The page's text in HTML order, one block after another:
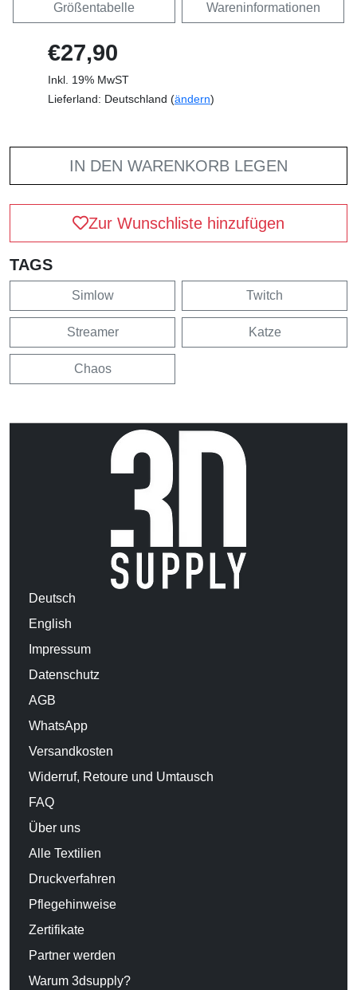
Größentabelle Wareninformationen
€27,90
Inkl. 19% MwST
Lieferland: Deutschland (ändern)
IN DEN WARENKORB LEGEN
Zur Wunschliste hinzufügen
TAGS
Simlow Twitch
Streamer Katze
Chaos
Deutsch
English
Impressum
Datenschutz
AGB
WhatsApp
Versandkosten
Widerruf, Retoure und Umtausch
FAQ
Über uns
Alle Textilien
Druckverfahren
Pflegehinweise
Zertifikate
Partner werden
Warum 3dsupply?